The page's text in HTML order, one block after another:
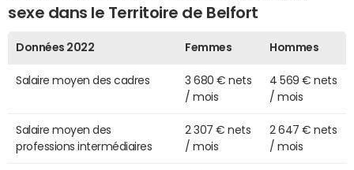
sexe dans le Territoire de Belfort
Données 2022 Femmes Hommes
Salaire moyen des cadres
3 680 € nets
/ mois
4 569 € nets
/ mois
Salaire moyen des
professions intermédiaires
2 307 € nets
/ mois
2 647 € nets
/ mois